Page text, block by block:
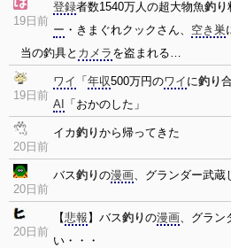
19日前
登録者数1540万人の超大物魚釣り
ー ・きまぐれクックさん、 空き巣
当の釣具と カメラ を盗まれる…
19日前
ワイ 「 年収500万円のワイ に釣り
AI
「おかのした」
20日前
イカ釣りから帰ってきた
20日前
バス釣りの漫画、グランダー武蔵
20日前
【悲報 】バス釣りの漫画、グラン
い・・・